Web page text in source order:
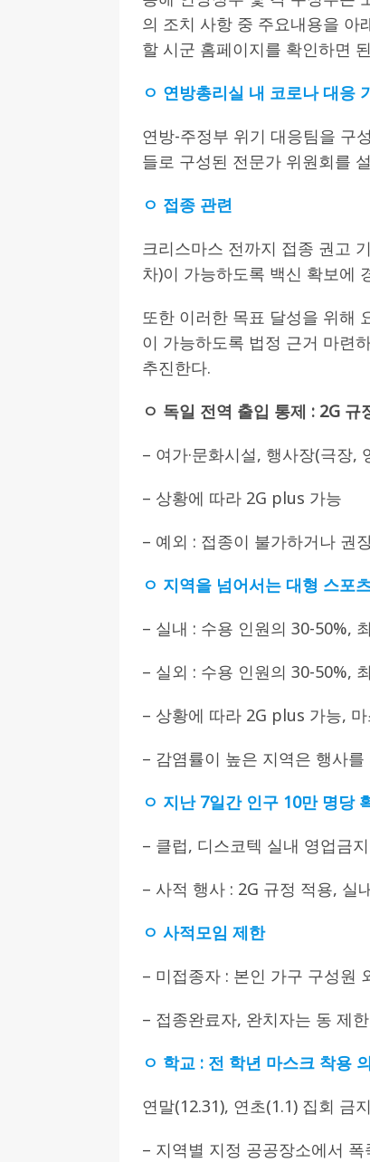
[ 2026-07-27 ] 튀빙겐대, ‘독
[ 2026-07-20 ] 7.23 접수마감]
[ 2026-07-20 ] “정체성은 연결
의 조치 사항 중 주요내용을 아
할 시군 홈페이지를 확인하면
ㅇ 연방총리실 내 코로나 대응
연방-주정부 위기 대응팀을 구
들로 구성된 전문가 위원회를
ㅇ 접종 관련
크리스마스 전까지 접종 권고
차)이 가능하도록 백신 확보에
또한 이러한 목표 달성을 위해
이 가능하도록 법정 근거 마련
추진한다.
ㅇ 독일 전역 출입 통제 : 2G 규
– 여가·문화시설, 행사장(극장,
– 상황에 따라 2G plus 가능
– 예외 : 접종이 불가하거나 권
ㅇ 지역을 넘어서는 대형 스포
– 실내 : 수용 인원의 30-50%,
– 실외 : 수용 인원의 30-50%,
– 상황에 따라 2G plus 가능,
– 감염률이 높은 지역은 행사
ㅇ 지난 7일간 인구 10만 명당
– 클럽, 디스코텍 실내 영업금지
– 사적 행사 : 2G 규정 적용, 실
ㅇ 사적모임 제한
– 미접종자 : 본인 가구 구성원
– 접종완료자, 완치자는 동 제
ㅇ 학교 : 전 학년 마스크 착용
연말(12.31), 연초(1.1) 집회 금
– 지역별 지정 공공장소에서 폭